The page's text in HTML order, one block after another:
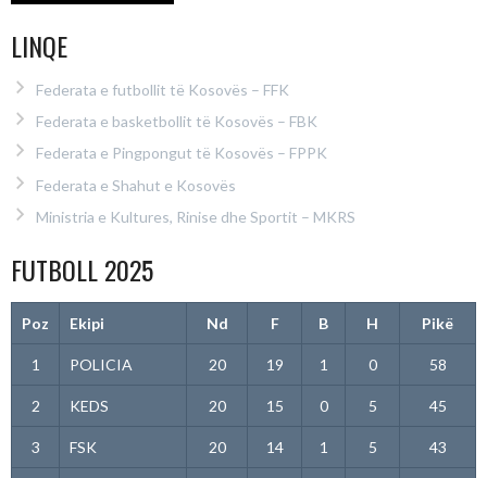
LINQE
Federata e futbollit të Kosovës – FFK
Federata e basketbollit të Kosovës – FBK
Federata e Pingpongut të Kosovës – FPPK
Federata e Shahut e Kosovës
Ministria e Kultures, Rinise dhe Sportit – MKRS
FUTBOLL 2025
Poz Ekipi Nd F B H Pikë
1 POLICIA 20 19 1 0 58
2 KEDS 20 15 0 5 45
3 FSK 20 14 1 5 43